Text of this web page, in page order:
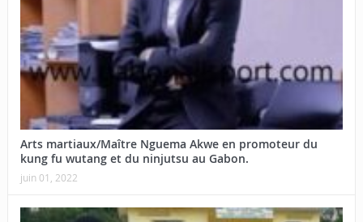
Arts martiaux/Maître Nguema Akwe en promoteur du
kung fu wutang et du ninjutsu au Gabon.
juin 01, 2022